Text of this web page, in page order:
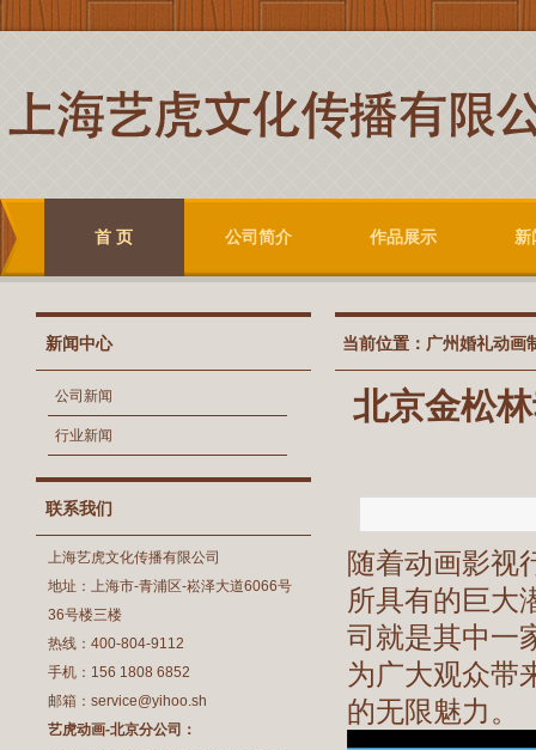
首 页 公司简介 作品展示 新
新闻中心
公司新闻
行业新闻
联系我们
上海艺虎文化传播有限公司
地址：上海市-青浦区-崧泽大道6066号
36号楼三楼
热线：400-804-9112
手机：156 1808 6852
邮箱：service@yihoo.sh
艺虎动画-北京分公司：
当前位置： 广州婚礼动画
北京金松
随着动画影视
所具有的巨大
司就是其中一
为广大观众带
的无限魅力。